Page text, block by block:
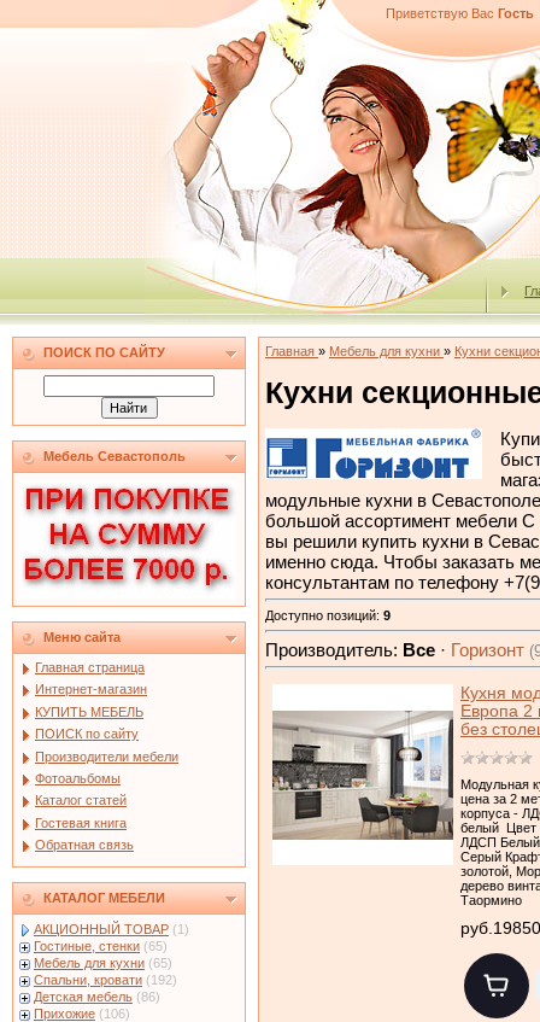
Приветствую Вас Гость
ПОИСК ПО САЙТУ
Мебель Севастополь
Меню сайта
Главная страница
Интернет-магазин
КУПИТЬ МЕБЕЛЬ
ПОИСК по сайту
Производители мебели
Фотоальбомы
Каталог статей
Гостевая книга
Обратная связь
КАТАЛОГ МЕБЕЛИ
АКЦИОННЫЙ ТОВАР (1)
Гостиные, стенки (65)
Мебель для кухни (65)
Спальни, кровати (192)
Детская мебель (86)
Прихожие (106)
Главная » Мебель для кухни » Кухни
Кухни
модульные кухни в
большой ассортимент мебели
вы решили купить кухни в
именно сюда. Чтобы заказать
консультантам по телефону
Доступно позиций: 9
Производитель: Все · Горизонт
Кухня
Европа 2
без
Модульная
цена за 2
корпуса -
белый Цвет
ЛДСП Белый
Серый
золотой,
дерево
Таормино
руб.19850